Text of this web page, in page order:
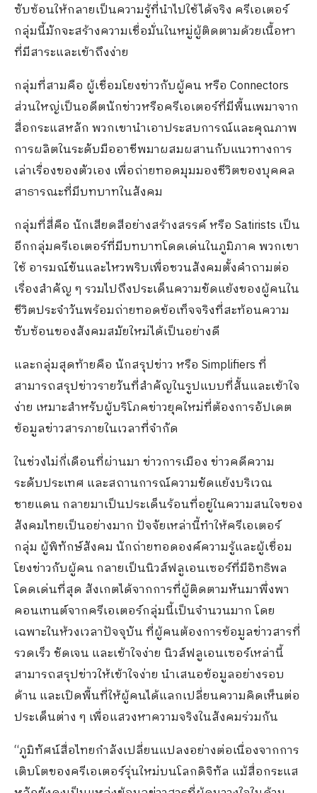
ซับซ้อนให้กลายเป็นความรู้ที่นำไปใช้ได้จริง ครีเอเตอร์
กลุ่มนี้มักจะสร้างความเชื่อมั่นในหมู่ผู้ติดตามด้วยเนื้อหา
ที่มีสาระและเข้าถึงง่าย
กลุ่มที่สามคือ ผู้เชื่อมโยงข่าวกับผู้คนหรือ Connectors
ส่วนใหญ่เป็นอดีตนักข่าวหรือครีเอเตอร์ที่มีพื้นเพมาจาก
สื่อกระแสหลัก พวกเขานำเอาประสบการณ์และคุณภาพ
การผลิตในระดับมืออาชีพมาผสมผสานกับแนวทางการ
เล่าเรื่องของตัวเอง เพื่อถ่ายทอดมุมมองชีวิตของบุคคล
สาธารณะที่มีบทบาทในสังคม
กลุ่มที่สี่คือ นักเสียดสีอย่างสร้างสรรคหรือ Satirists เป็น
อีกกลุ่มครีเอเตอร์ที่มีบทบาทโดดเด่นในภูมิภาค พวกเขา
ใช้ อารมณ์ขันและไหวพริบเพื่อชวนสังคมตั้งคำถามต่อ
เรื่องสำคัญ ๆ รวมไปถึงประเด็นความขัดแย้งของผู้คนใน
ชีวิตประจำวันพร้อมถ่ายทอดข้อเท็จจริงที่สะท้อนความ
ซับซ้อนของสังคมสมัยใหม่ได้เป็นอย่างดี
และกลุ่มสุดท้ายคือ นักสรุปข่าว หรือ Simplifiersที่
สามารถสรุปข่าวรายวันที่สำคัญในรูปแบบที่สั้นและเข้าใจ
ง่าย เหมาะสำหรับผู้บริโภคข่าวยุคใหม่ที่ต้องการอัปเดต
ข้อมูลข่าวสารภายในเวลาที่จำกัด
ในช่วงไม่กี่เดือนที่ผ่านมา ข่าวการเมือง ข่าวคดีความ
ระดับประเทศ และสถานการณ์ความขัดแย้งบริเวณ
ชายแดน กลายมาเป็นประเด็นร้อนที่อยู่ในความสนใจของ
สังคมไทยเป็นอย่างมาก ปัจจัยเหล่านี้ทำให้ครีเอเตอร์
กลุ่ม ผู้พิทักษ์สังคม นักถ่ายทอดองค์ความรู้และผู้เชื่อม
โยงข่าวกับผู้คน กลายเป็นนิวส์ฟลูเอนเซอร์ที่มีอิทธิพล
โดดเด่นที่สุด สังเกตได้จากการที่ผู้ติดตามหันมาพึ่งพา
คอนเทนต์จากครีเอเตอร์กลุ่มนี้เป็นจำนวนมาก โดย
เฉพาะในห้วงเวลาปัจจุบันที่ผู้คนต้องการข้อมูลข่าวสารที่
รวดเร็ว ชัดเจน และเข้าใจง่าย นิวส์ฟลูเอนเซอร์เหล่านี้
สามารถสรุปข่าวให้เข้าใจง่าย นำเสนอข้อมูลอย่างรอบ
ด้าน และเปิดพื้นที่ให้ผู้คนได้แลกเปลี่ยนความคิดเห็นต่อ
ประเด็นต่าง ๆ เพื่อแสวงหาความจริงในสังคมร่วมกัน
“ภูมิทัศน์สื่อไทยกำลังเปลี่ยนแปลงอย่างต่อเนื่องจากการ
เติบโตของครีเอเตอร์รุ่นใหม่บนโลกดิจิทัล แม้สื่อกระแส